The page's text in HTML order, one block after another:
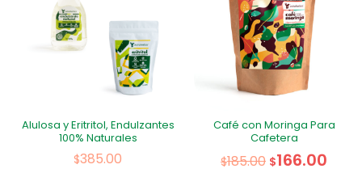
Alulosa y Eritritol, Endulzantes
100% Naturales
$385.00
Café con Moringa Para
Cafetera
$185.00 $166.00